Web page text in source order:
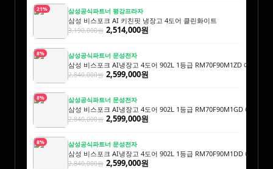
21% 삼성공식파트너 평강프라자
삼성 비스포크 AI 키친핏 냉장고 4도어 클린화이트
3,190,000원 2,514,000원
8% 삼성공식파트너 문성전자
삼성 비스포크 AI냉장고 4도어 902L 1등급 RM70F90M1ZD 에센셜
2,840,000원 2,599,000원
8% 삼성공식파트너 문성전자
삼성 비스포크 AI냉장고 4도어 902L 1등급 RM70F90M1GD 에센셜
2,840,000원 2,599,000원
8% 삼성공식파트너 문성전자
삼성 비스포크 AI냉장고 4도어 902L 1등급 RM70F90M1DD 에센셜
2,840,000원 2,599,000원